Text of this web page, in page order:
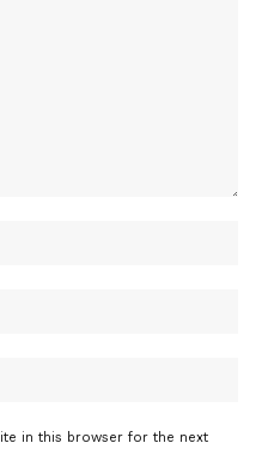
in this browser for the next